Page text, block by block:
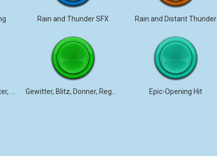
Rain and Thunder SFX Rain and Distant Thunder
Epic-Opening Hit